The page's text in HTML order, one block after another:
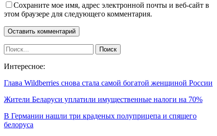
Сохраните мое имя, адрес электронной почты и веб-сайт в
этом браузере для следующего комментария.
Интересное:
Глава Wildberries снова стала самой богатой женщиной России
Жители Беларуси уплатили имущественные налоги на 70%
В Германии нашли три краденых полуприцепа и спящего
белоруса